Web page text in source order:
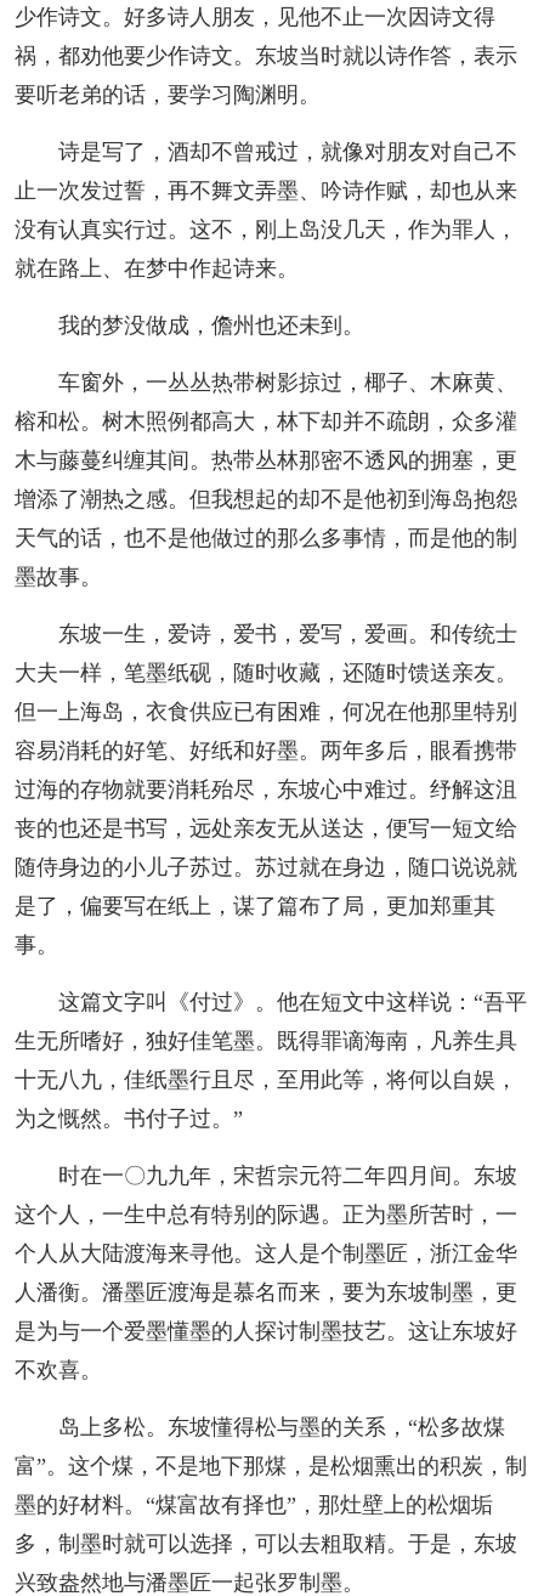
少作诗文。好多诗人朋友，见他不止一次因诗文得
祸，都劝他要少作诗文。东坡当时就以诗作答，表示
要听老弟的话，要学习陶渊明。
诗是写了，酒却不曾戒过，就像对朋友对自己不
止一次发过誓，再不舞文弄墨、吟诗作赋，却也从来
没有认真实行过。这不，刚上岛没几天，作为罪人，
就在路上、在梦中作起诗来。
我的梦没做成，儋州也还未到。
车窗外，一丛丛热带树影掠过，椰子、木麻黄、
榕和松。树木照例都高大，林下却并不疏朗，众多灌
木与藤蔓纠缠其间。热带丛林那密不透风的拥塞，更
增添了潮热之感。但我想起的却不是他初到海岛抱怨
天气的话，也不是他做过的那么多事情，而是他的制
墨故事。
东坡一生，爱诗，爱书，爱写，爱画。和传统士
大夫一样，笔墨纸砚，随时收藏，还随时馈送亲友。
但一上海岛，衣食供应已有困难，何况在他那里特别
容易消耗的好笔、好纸和好墨。两年多后，眼看携带
过海的存物就要消耗殆尽，东坡心中难过。纾解这沮
丧的也还是书写，远处亲友无从送达，便写一短文给
随侍身边的小儿子苏过。苏过就在身边，随口说说就
是了，偏要写在纸上，谋了篇布了局，更加郑重其
事。
这篇文字叫《付过》。他在短文中这样说：“吾平
生无所嗜好，独好佳笔墨。既得罪谪海南，凡养生具
十无八九，佳纸墨行且尽，至用此等，将何以自娱，
为之慨然。书付子过。”
时在一〇九九年，宋哲宗元符二年四月间。东坡
这个人，一生中总有特别的际遇。正为墨所苦时，一
个人从大陆渡海来寻他。这人是个制墨匠，浙江金华
人潘衡。潘墨匠渡海是慕名而来，要为东坡制墨，更
是为与一个爱墨懂墨的人探讨制墨技艺。这让东坡好
不欢喜。
岛上多松。东坡懂得松与墨的关系，“松多故煤
富”。这个煤，不是地下那煤，是松烟熏出的积炭，制
墨的好材料。“煤富故有择也”，那灶壁上的松烟垢
多，制墨时就可以选择，可以去粗取精。于是，东坡
兴致盎然地与潘墨匠一起张罗制墨。